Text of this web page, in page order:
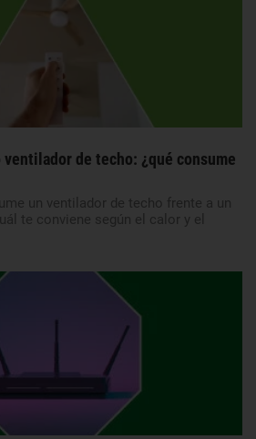
de techo: ¿qué consume
un ventilador de techo frente a un
te conviene según el calor y el